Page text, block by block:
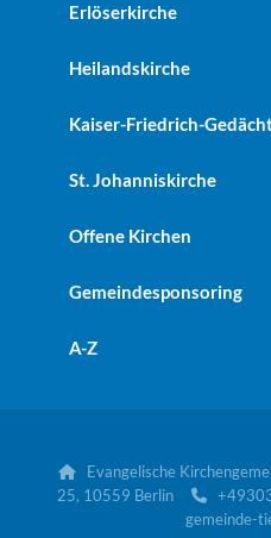
Erlöserkirche
Heilandskirche
Kaiser-Friedrich-
St. Johanniskirche
Offene Kirchen
Gemeindesponsoring
A-Z
Evangelische
25, 10559 Berlin

gemeinde-